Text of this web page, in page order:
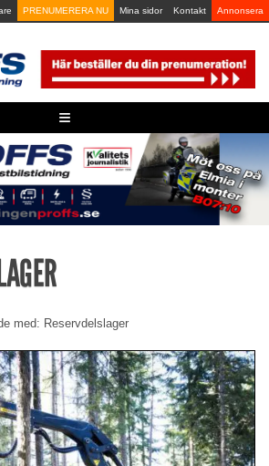
PRENUMERERA NU Mina sidor Kontakt Annonsera
≡
med: Reservdelslager